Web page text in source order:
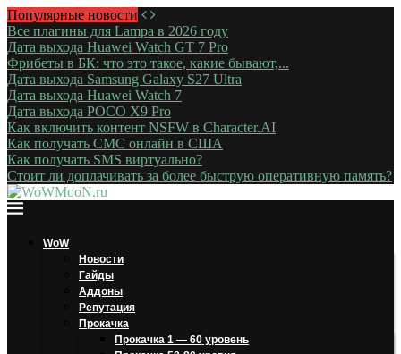
Популярные новости
Все плагины для Lampa в 2026 году
Дата выхода Huawei Watch GT 7 Pro
Фрибеты в БК: что это такое, какие бывают,...
Дата выхода Samsung Galaxy S27 Ultra
Дата выхода Huawei Watch 7
Дата выхода POCO X9 Pro
Как включить контент NSFW в Character.AI
Как получать СМС онлайн в США
Как получать SMS виртуально?
Стоит ли доплачивать за более быструю оперативную память?
WoW
Новости
Гайды
Аддоны
Репутация
Прокачка
Прокачка 1 — 60 уровень